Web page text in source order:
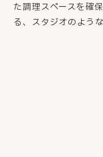
た調理スペースを確
る、スタジオのよう